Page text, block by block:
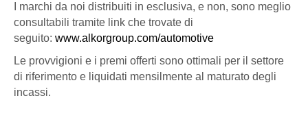
I marchi da noi distribuiti in esclusiva, e non, sono meglio
consultabili tramite link che trovate di
seguito: www.alkorgroup.com/automotive
Le provvigioni e i premi offerti sono ottimali per il settore
di riferimento e liquidati mensilmente al maturato degli
incassi.